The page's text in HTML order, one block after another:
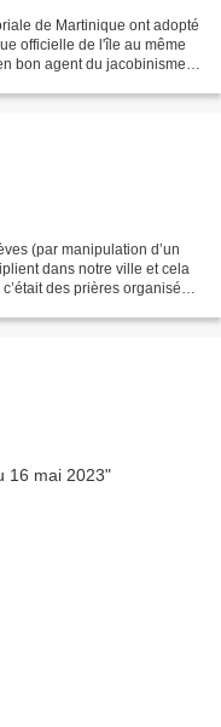
de Martinique ont adopté
officielle de l'île au même
bon agent du jacobinisme,
(par manipulation d’un
dans notre ville et cela
des prières organisées